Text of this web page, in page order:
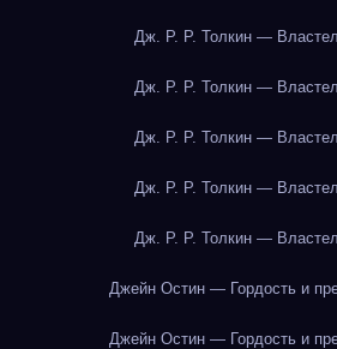
Дж. Р. Р. Толкин —
Дж. Р. Р. Толкин —
Дж. Р. Р. Толкин —
Дж. Р. Р. Толкин —
Дж. Р. Р. Толкин —
Джейн Остин — Гордость и
Джейн Остин — Гордость и